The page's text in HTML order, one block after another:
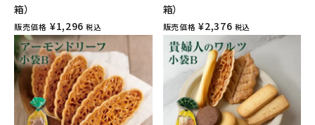
箱）
販売価格 ¥1,296 税込
箱）
販売価格 ¥2,376 税込